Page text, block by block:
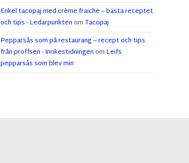
Enkel tacopaj med crème fraiche – bästa receptet
och tips - LedarpunktenomTacopaj
Pepparsås som på restaurang – recept och tips
från proffsen - Inrikestidningenom Leifs
pepparsås som blev min